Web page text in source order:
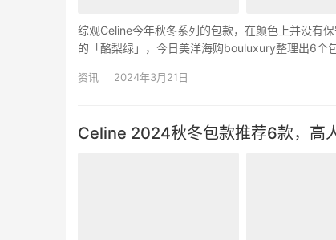
综观Celine今年秋冬系列的包款，在颜色上并没有
的「酪梨绿」，今日美洋海购bouluxury整理出6个
资讯 2024年3月21日
Celine 2024秋冬包款推荐6款，高